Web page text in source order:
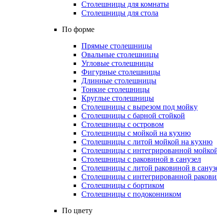
Столешницы для комнаты
Столешницы для стола
По форме
Прямые столешницы
Овальные столешницы
Угловые столешницы
Фигурные столешницы
Длинные столешницы
Тонкие столешницы
Круглые столешницы
Столешницы с вырезом под мойку
Столешницы с барной стойкой
Столешницы с островом
Столешницы с мойкой на кухню
Столешницы с литой мойкой на кухню
Столешницы с интегрированной
Столешницы с раковиной в санузел
Столешницы с литой раковиной в
Столешницы с интегрированной
Столешницы с бортиком
Столешницы с подоконником
По цвету